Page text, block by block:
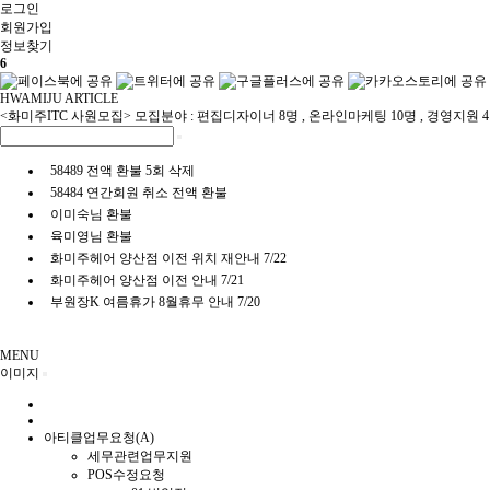
로그인
회원 가입
정보찾기
6
HWAMIJU ARTICLE
<화미주ITC 사원모집> 모집분야 : 편집디자이너 8명 , 온라인마케팅 10명 , 경영지원
58489 전액 환불 5회 삭제
58484 연간회원 취소 전액 환불
이미숙님 환불
육미영님 환불
화미주헤어 양산점 이전 위치 재안내 7/22
화미주헤어 양산점 이전 안내 7/21
부원장K 여름휴가 8월휴무 안내 7/20
MENU
이미지
아티클업무요청(A)
세무관련업무지원
POS수정요청